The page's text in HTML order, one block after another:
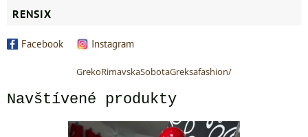
RENSIX
Facebook Instagram
GrekoRimavskaSobotaGreksafashion/
Navštívené produkty